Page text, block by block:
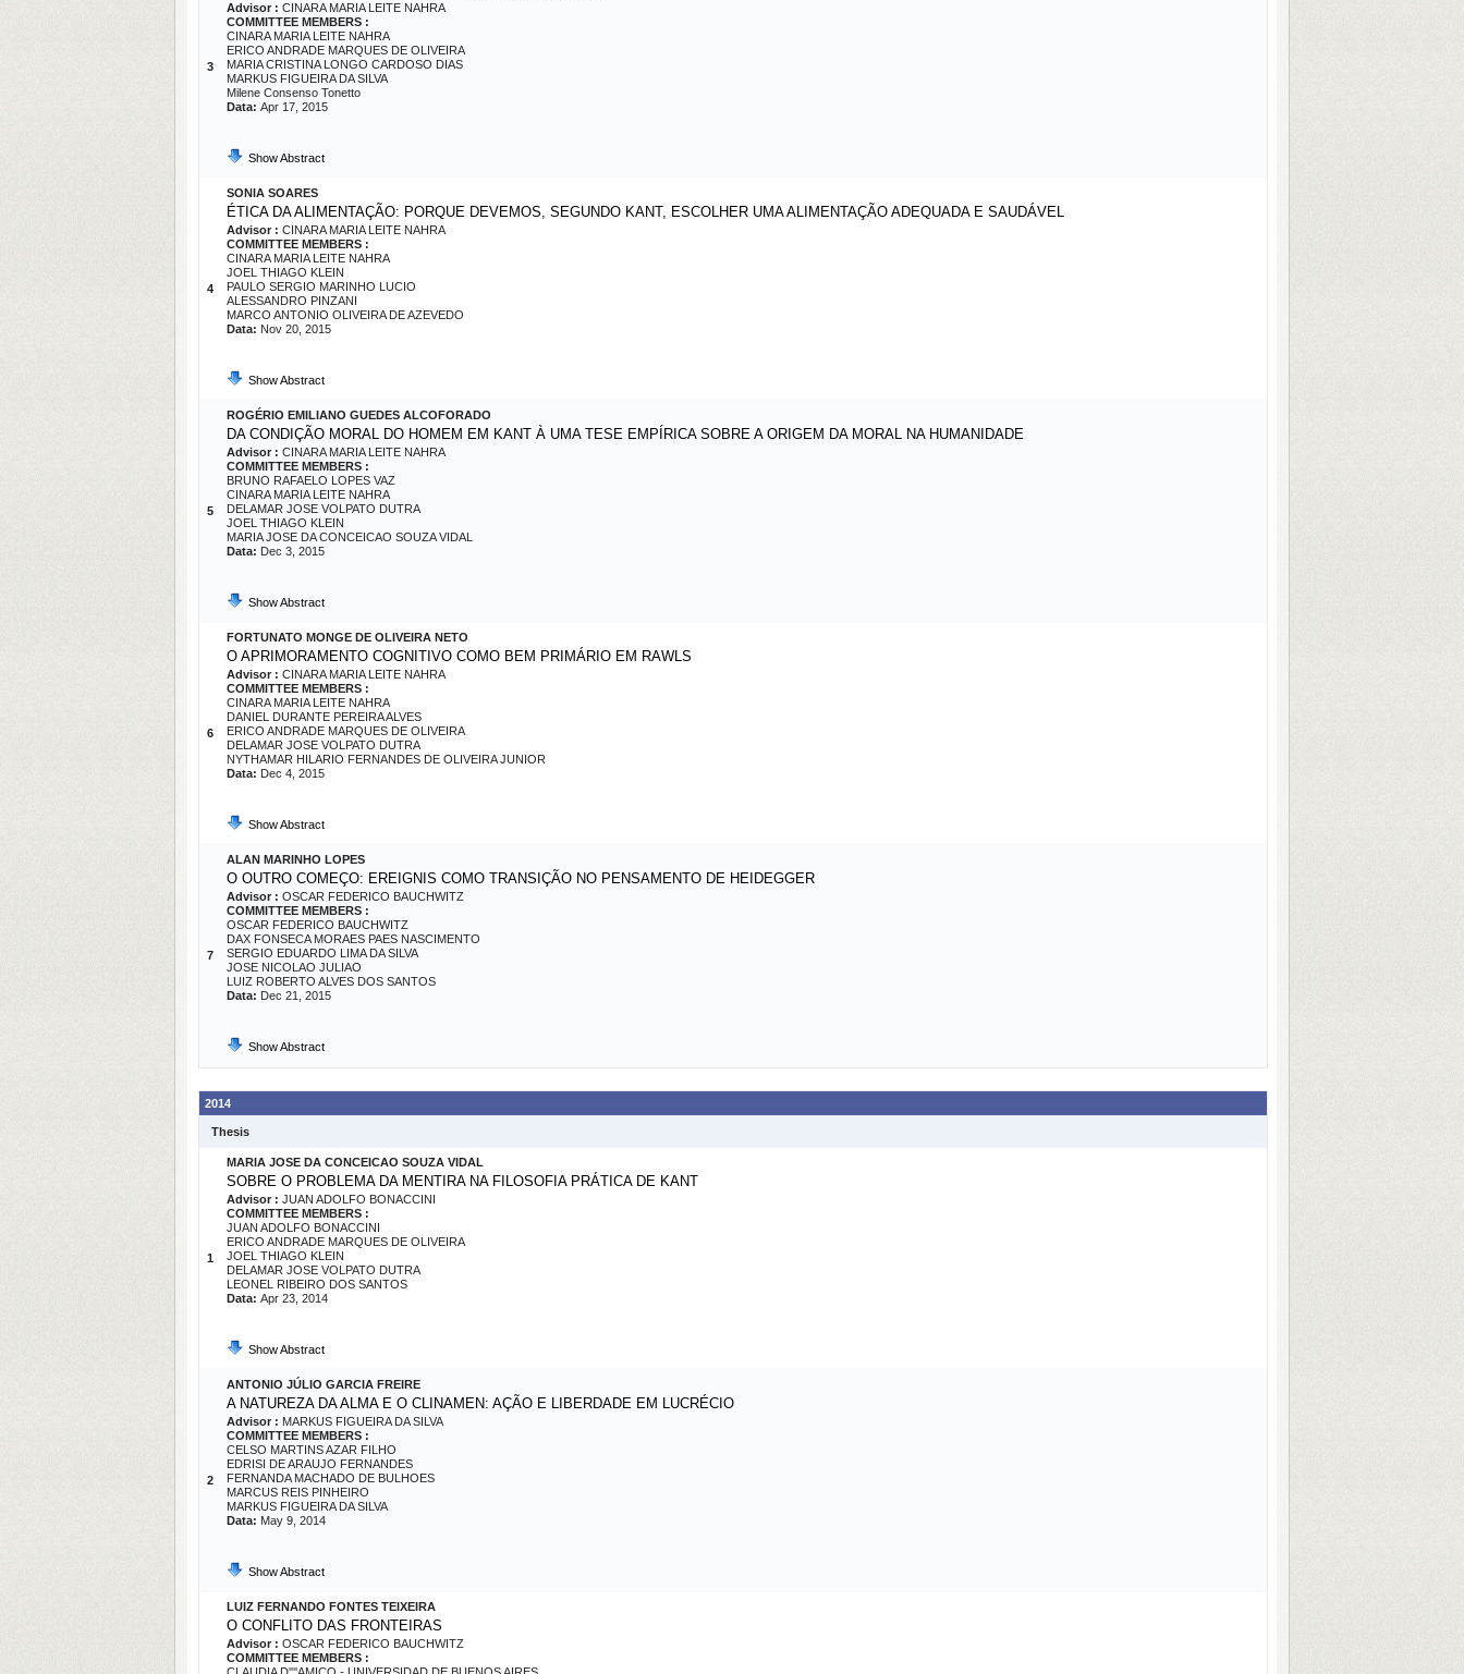
3
Advisor : CINARA MARIA LEITE NAHRA
COMMITTEE MEMBERS :
CINARA MARIA LEITE NAHRA
ERICO ANDRADE MARQUES DE OLIVEIRA
MARIA CRISTINA LONGO CARDOSO DIAS
MARKUS FIGUEIRA DA SILVA
Milene Consenso Tonetto
Data: Apr 17, 2015
Show Abstract
4
SONIA SOARES
ÉTICA DA ALIMENTAÇÃO: PORQUE DEVEMOS, SEGUNDO KANT, ESCOLHER UMA ALIMENTAÇÃO ADEQUADA E SAUDÁVEL
Advisor : CINARA MARIA LEITE NAHRA
COMMITTEE MEMBERS :
CINARA MARIA LEITE NAHRA
JOEL THIAGO KLEIN
PAULO SERGIO MARINHO LUCIO
ALESSANDRO PINZANI
MARCO ANTONIO OLIVEIRA DE AZEVEDO
Data: Nov 20, 2015
Show Abstract
5
ROGÉRIO EMILIANO GUEDES ALCOFORADO
DA CONDIÇÃO MORAL DO HOMEM EM KANT À UMA TESE EMPÍRICA SOBRE A ORIGEM DA MORAL NA HUMANIDADE
Advisor : CINARA MARIA LEITE NAHRA
COMMITTEE MEMBERS :
BRUNO RAFAELO LOPES VAZ
CINARA MARIA LEITE NAHRA
DELAMAR JOSE VOLPATO DUTRA
JOEL THIAGO KLEIN
MARIA JOSE DA CONCEICAO SOUZA VIDAL
Data: Dec 3, 2015
Show Abstract
6
FORTUNATO MONGE DE OLIVEIRA NETO
O APRIMORAMENTO COGNITIVO COMO BEM PRIMÁRIO EM RAWLS
Advisor : CINARA MARIA LEITE NAHRA
COMMITTEE MEMBERS :
CINARA MARIA LEITE NAHRA
DANIEL DURANTE PEREIRA ALVES
ERICO ANDRADE MARQUES DE OLIVEIRA
DELAMAR JOSE VOLPATO DUTRA
NYTHAMAR HILARIO FERNANDES DE OLIVEIRA JUNIOR
Data: Dec 4, 2015
Show Abstract
7
ALAN MARINHO LOPES
O OUTRO COMEÇO: EREIGNIS COMO TRANSIÇÃO NO PENSAMENTO DE HEIDEGGER
Advisor : OSCAR FEDERICO BAUCHWITZ
COMMITTEE MEMBERS :
OSCAR FEDERICO BAUCHWITZ
DAX FONSECA MORAES PAES NASCIMENTO
SERGIO EDUARDO LIMA DA SILVA
JOSE NICOLAO JULIAO
LUIZ ROBERTO ALVES DOS SANTOS
Data: Dec 21, 2015
Show Abstract
2014
Thesis
1
MARIA JOSE DA CONCEICAO SOUZA VIDAL
SOBRE O PROBLEMA DA MENTIRA NA FILOSOFIA PRÁTICA DE KANT
Advisor : JUAN ADOLFO BONACCINI
COMMITTEE MEMBERS :
JUAN ADOLFO BONACCINI
ERICO ANDRADE MARQUES DE OLIVEIRA
JOEL THIAGO KLEIN
DELAMAR JOSE VOLPATO DUTRA
LEONEL RIBEIRO DOS SANTOS
Data: Apr 23, 2014
Show Abstract
2
ANTONIO JÚLIO GARCIA FREIRE
A NATUREZA DA ALMA E O CLINAMEN: AÇÃO E LIBERDADE EM LUCRÉCIO
Advisor : MARKUS FIGUEIRA DA SILVA
COMMITTEE MEMBERS :
CELSO MARTINS AZAR FILHO
EDRISI DE ARAUJO FERNANDES
FERNANDA MACHADO DE BULHOES
MARCUS REIS PINHEIRO
MARKUS FIGUEIRA DA SILVA
Data: May 9, 2014
Show Abstract
LUIZ FERNANDO FONTES TEIXEIRA
O CONFLITO DAS FRONTEIRAS
Advisor : OSCAR FEDERICO BAUCHWITZ
COMMITTEE MEMBERS :